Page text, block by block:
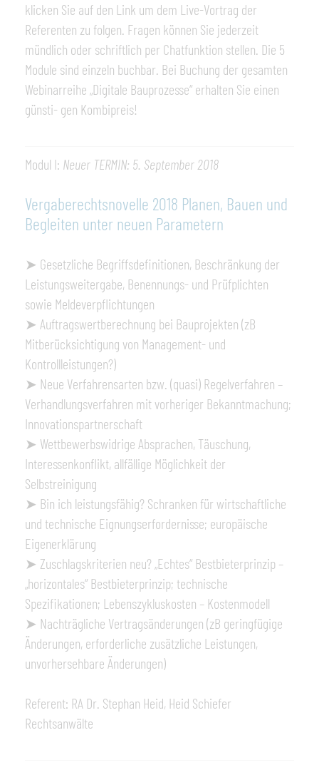
klicken Sie auf den Link um dem Live-Vortrag der
Referenten zu folgen. Fragen können Sie jederzeit
mündlich oder schriftlich per Chatfunktion stellen. Die 5
Module sind einzeln buchbar. Bei Buchung der gesamten
Webinarreihe „Digitale Bauprozesse“ erhalten Sie einen
günsti- gen Kombipreis!
Modul I: Neuer TERMIN: 5. September 2018
Vergaberechtsnovelle 2018 Planen, Bauen und
Begleiten unter neuen Parametern
➤ Gesetzliche Begriffsdefinitionen, Beschränkung der
Leistungsweitergabe, Benennungs- und Prüfplichten
sowie Meldeverpflichtungen
➤ Auftragswertberechnung bei Bauprojekten (zB
Mitberücksichtigung von Management- und
Kontrollleistungen?)
➤ Neue Verfahrensarten bzw. (quasi) Regelverfahren –
Verhandlungsverfahren mit vorheriger Bekanntmachung;
Innovationspartnerschaft
➤ Wettbewerbswidrige Absprachen, Täuschung,
Interessenkonflikt, allfällige Möglichkeit der
Selbstreinigung
➤ Bin ich leistungsfähig? Schranken für wirtschaftliche
und technische Eignungserfordernisse; europäische
Eigenerklärung
➤ Zuschlagskriterien neu? „Echtes“ Bestbieterprinzip –
„horizontales“ Bestbieterprinzip; technische
Spezifikationen; Lebenszykluskosten – Kostenmodell
➤ Nachträgliche Vertragsänderungen (zB geringfügige
Änderungen, erforderliche zusätzliche Leistungen,
unvorhersehbare Änderungen)
Referent: RA Dr. Stephan Heid, Heid Schiefer
Rechtsanwälte